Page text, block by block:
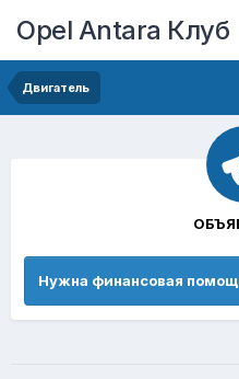
Opel Antara Клуб
Двигатель
Нужна финансовая